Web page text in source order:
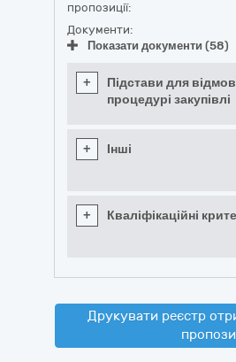
пропозиції:
Документи:
Показати документи (58)
+
Підстави для
процедурі закупівлі
+ Інші
+ Кваліфікаційні
Друкувати реєстр